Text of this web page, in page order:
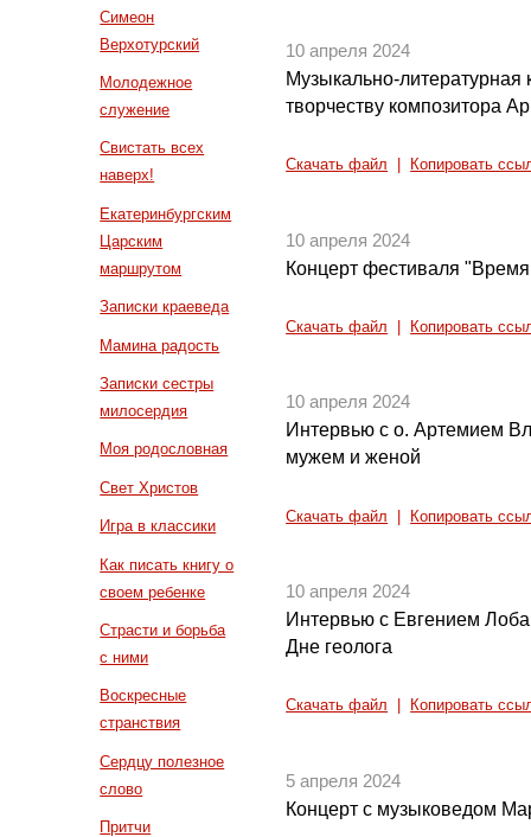
Симеон
Верхотурский
Молодежное
служение
Свистать всех
наверх!
Екатеринбургским
Царским
маршрутом
Записки краеведа
Мамина радость
Записки сестры
милосердия
Моя родословная
Свет Христов
Игра в классики
Как писать книгу о
своем ребенке
Страсти и борьба
с ними
Воскресные
странствия
Сердцу полезное
слово
Притчи
10 апреля 2024
Музыкально-
творчеству композитора
Скачать файл Копировать
10 апреля 2024
Концерт фестиваля
Скачать файл Копировать
10 апреля 2024
Интервью с о. Артемием
мужем и женой
Скачать файл Копировать
10 апреля 2024
Интервью с Евгением
Дне геолога
Скачать файл Копировать
5 апреля 2024
Концерт с музыковедом